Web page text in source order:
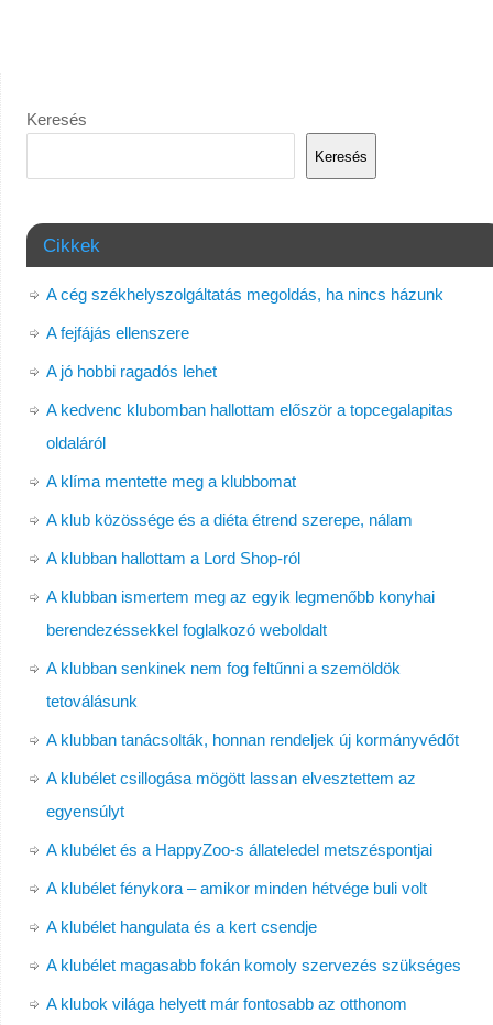
Keresés
Keresés
Cikkek
A cég székhelyszolgáltatás megoldás, ha nincs házunk
A fejfájás ellenszere
A jó hobbi ragadós lehet
A kedvenc klubomban hallottam először a topcegalapitas
oldaláról
A klíma mentette meg a klubbomat
A klub közössége és a diéta étrend szerepe, nálam
A klubban hallottam a Lord Shop-ról
A klubban ismertem meg az egyik legmenőbb konyhai
berendezéssekkel foglalkozó weboldalt
A klubban senkinek nem fog feltűnni a szemöldök
tetoválásunk
A klubban tanácsolták, honnan rendeljek új kormányvédőt
A klubélet csillogása mögött lassan elvesztettem az
egyensúlyt
A klubélet és a HappyZoo-s állateledel metszéspontjai
A klubélet fénykora – amikor minden hétvége buli volt
A klubélet hangulata és a kert csendje
A klubélet magasabb fokán komoly szervezés szükséges
A klubok világa helyett már fontosabb az otthonom